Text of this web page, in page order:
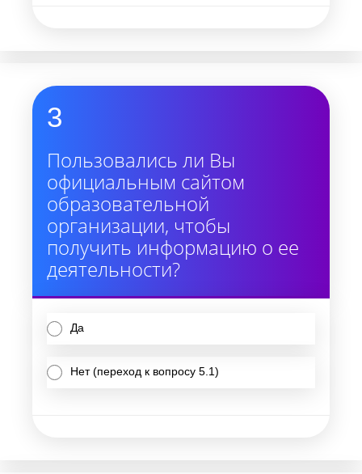
3
Пользовались ли Вы
официальным сайтом
образовательной
организации, чтобы
получить информацию о ее
деятельности?
Да
Нет (переход к вопросу 5.1)